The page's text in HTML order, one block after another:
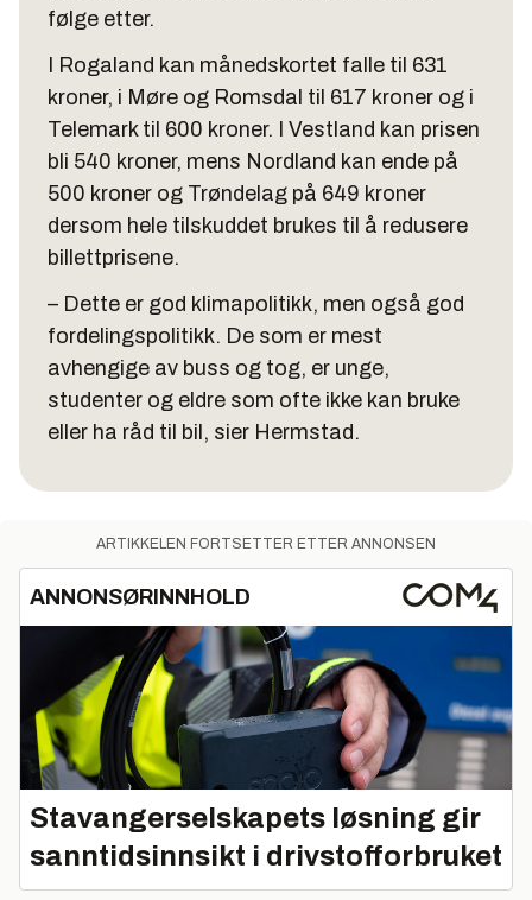
følge etter.
I Rogaland kan månedskortet falle til 631
kroner, i Møre og Romsdal til 617 kroner og i
Telemark til 600 kroner. I Vestland kan prisen
bli 540 kroner, mens Nordland kan ende på
500 kroner og Trøndelag på 649 kroner
dersom hele tilskuddet brukes til å redusere
billettprisene.
– Dette er god klimapolitikk, men også god
fordelingspolitikk. De som er mest
avhengige av buss og tog, er unge,
studenter og eldre som ofte ikke kan bruke
eller ha råd til bil, sier Hermstad.
ARTIKKELEN FORTSETTER ETTER ANNONSEN
ANNONSØRINNHOLD
Stavangerselskapets løsning gir
sanntidsinnsikt i drivstofforbruket